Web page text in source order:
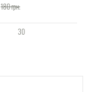
180грн.
30